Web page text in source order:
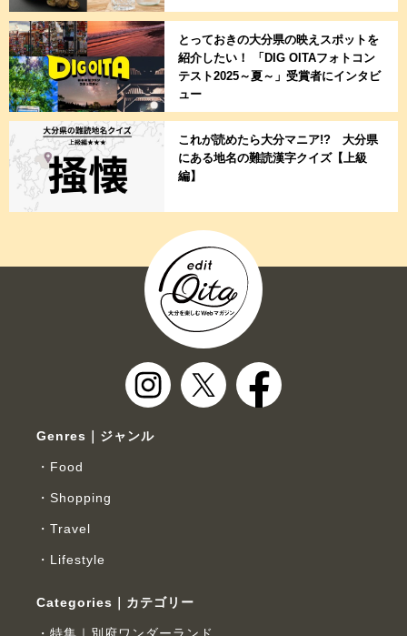
とっておきの大分県の映えスポットを
紹介したい！ 「DIG OITAフォトコン
テスト2025～夏～」受賞者にインタビ
ュー
これが読めたら大分マニア!? 大分県
にある地名の難読漢字クイズ【上級
編】
Genres｜ジャンル
Food
Shopping
Travel
Lifestyle
Categories｜カテゴリー